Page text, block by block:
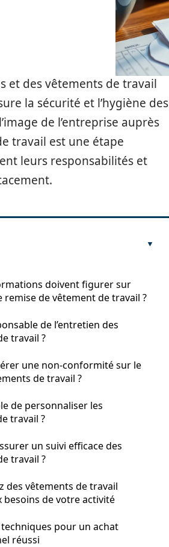
et des vêtements de travail
la sécurité et l’hygiène des
de l’entreprise auprès
travail est une étape
leurs responsabilités et
doivent figurer sur
remise de vêtement de travail ?
de l’entretien des
travail ?
une non-conformité sur le
de travail ?
de personnaliser les
travail ?
un suivi efficace des
travail ?
des vêtements de travail
besoins de votre activité
pour un achat
réussi